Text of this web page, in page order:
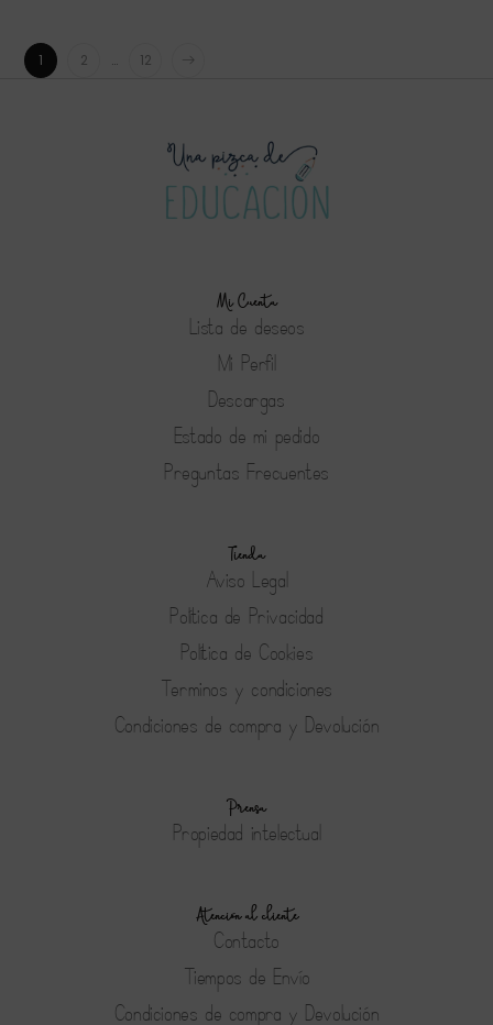
1 2 … 12
Mi Cuenta
Lista de deseos
Mi Perfil
Descargas
Estado de mi pedido
Preguntas Frecuentes
Tienda
Aviso Legal
Política de Privacidad
Política de Cookies
Terminos y condiciones
Condiciones de compra y Devolución
Prensa
Propiedad intelectual
Atención al cliente
Contacto
Tiempos de Envío
Condiciones de compra y Devolución